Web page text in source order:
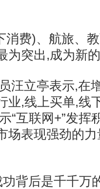
费)、航旅、教
为突出,成为新
立亭表示,在
业,线上买单,线
“互联网+”发挥
场表现强劲的
后是千千万